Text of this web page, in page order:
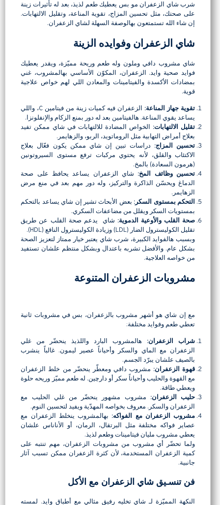
شرب شاي الزعفران مو بس يعطيك طعم لذيذ، بعد له تأثيرات زينة
على صحتك، مثل تحسين المزاج، تقوية المناعة، وتقليل الالتهابات.
إن شاء الله تستمتعون بهالوصفة السهلة لشاي الزعفران.
شاي الزعفران وفوايده الزينة
شاي مشروب دافي وملون وله طعم وريحة مميّزة، ويقدر يعطيك
فوايد صحية وايد. الزعفران، المكوّن الأساسي بهالمشروب، غني
بمضادات الأكسدة والفيتامينات والمعادن اللي لهم خواص علاجية
قوية.
تقوية جهاز المناعة:
الزعفران فيه كميات زينة من فيتامين C، واللي
يساعد يقوي المناعة. هالفيتامين بعد له دور بمنع الزكام والإنفلونزا.
تقليل الالتهابات: الخواص المضادة للالتهابات في شاي ممكن تفيد
بعلاج أمراض التهابية مثل الروماتويد، الربو، والزهايمر.
تحسين المزاج: دراسات تبين إن شاي ممكن يكون فعّال بعلاج
الاكتئاب والقلق، لأنه يحتوي مركبات ترفع مستوى السيروتونين
(هرمون السعادة) بالمخ.
تحسين وظائف المخ: شاي الزعفران يساعد يحافظ على صحة
الدماغ ويحسّن الذاكرة والتركيز، وله دور مهم بعد في منع مرض
الزهايمر.
التحكم بمستوى السكر: بعض الأبحاث تشير إن شاي يساعد بالتحكم
بمستويات السكر ويقلل من مضاعفات السكري.
صحة القلب والأوعية الدموية: شاي يدعم صحة القلب عن طريق
تقليل الكوليسترول الضار (LDL) وزيادة الكوليسترول النافع (HDL).
وبسبب هالفوايد الكبيرة، شرب شاي يعتبر خيار ممتاز لتعزيز الصحة
بشكل عام. والأفضل تشربه باعتدال وبشكل منتظم علشان تستفيد
من خواصه العلاجية.
مشروبات الزعفران المتنوعة
مع إن شاي هو أشهر مشروب بالزعفران، بس في مشروبات ثانية
تعطي طعم وفوايد مختلفة:
شراب الزعفران: هالمشروب البارد واللذيذ ينحضّر من غلي
الزعفران مع الماي والسكر وأحياناً عصير ليمون. غالباً ينشرب
بالصيف علشان يبرّد الجسم.
قهوة الزعفران: مشروب دافي ومعطّر ينحضّر من خلط الزعفران
مع القهوة والحليب وأحياناً سكر أو دارچين. له طعم مميّز وريحه حلوة
ويعطي طاقة.
حليب الزعفران: مشروب مشهور ينحضّر من غلي الحليب مع
الزعفران والسكر. معروف بخواصه المهدّية ويفيد لتحسين النوم.
مشروب الزعفران مع الفواكه: بهالمشروب ينخلط الزعفران مع
عصاير فواكه مختلفة مثل البرتقال، الرمان، أو الأناناس علشان
يعطي مشروب مليان فيتامينات وطعم لذيذ.
ولما تحضّر أي مشروب من مشروبات الزعفران، مهم تنتبه على
كمية الزعفران المستخدمة، لأن كثرة الزعفران ممكن تسبب آثار
جانبية.
فن تنسـيق شاي الزعفران مع الأكل
النكهة المميّزة لـ شاي تخليه رفيق مثالي مع أطباق وايد. لمسته